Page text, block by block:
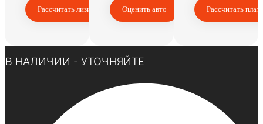
Рассчитать лизинг Оценить авто Рассчитать
В НАЛИЧИИ - УТОЧНЯЙТЕ